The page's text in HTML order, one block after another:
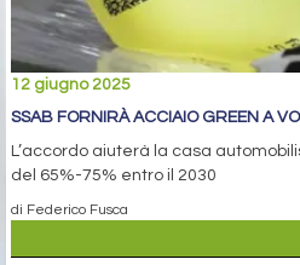
12 giugno 2025
SSAB FORNIRÀ ACCIAIO GREEN A
L’accordo aiuterà la casa
del 65%-75% entro il 2030
di Federico Fusca